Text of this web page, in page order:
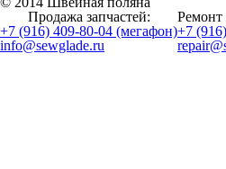
Продажа запчастей:
+7 (916) 409-80-04 (мегафон)
info@sewglade.ru
+7